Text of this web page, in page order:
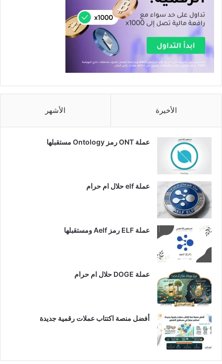
الأخيرة الأشهر
عملة ONT رمز Ontology مستقبلها
عملة elf حلال ام حرام
عملة ELF رمز Aelf ومستقبلها
عملة DOGE حلال ام حرام
أفضل منصة اكتتاب عملات رقمية جديدة